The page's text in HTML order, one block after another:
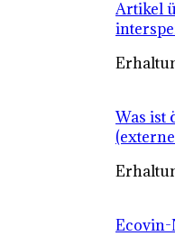
Artikel
Was ist